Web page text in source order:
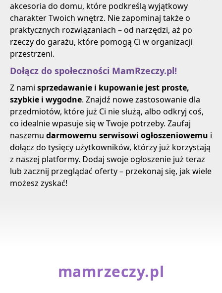
akcesoria do domu, które podkreślą wyjątkowy
charakter Twoich wnętrz. Nie zapominaj także o
praktycznych rozwiązaniach – od narzędzi, aż po
rzeczy do garażu, które pomogą Ci w organizacji
przestrzeni.
Dołącz do społeczności MamRzeczy.pl!
Z nami sprzedawanie i kupowanie jest proste,
szybkie i wygodne. Znajdź nowe zastosowanie dla
przedmiotów, które już Ci nie służą, albo odkryj coś,
co idealnie wpasuje się w Twoje potrzeby. Zaufaj
naszemu darmowemu serwisowi ogłoszeniowemu i
dołącz do tysięcy użytkowników, którzy już korzystają
z naszej platformy. Dodaj swoje ogłoszenie już teraz
lub zacznij przeglądać oferty – przekonaj się, jak wiele
możesz zyskać!
mamrzeczy.pl